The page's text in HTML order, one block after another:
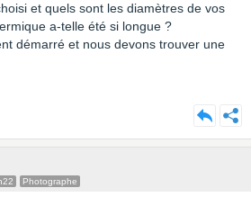
et quels sont les diamètres de vos
a-telle été si longue ?
démarré et nous devons trouver une
Photographe